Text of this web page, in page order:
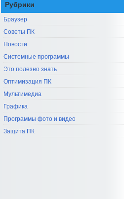
Рубрики
Браузер
Советы ПК
Новости
Системные программы
Это полезно знать
Оптимизация ПК
Мультимедиа
Графика
Программы фото и видео
Защита ПК